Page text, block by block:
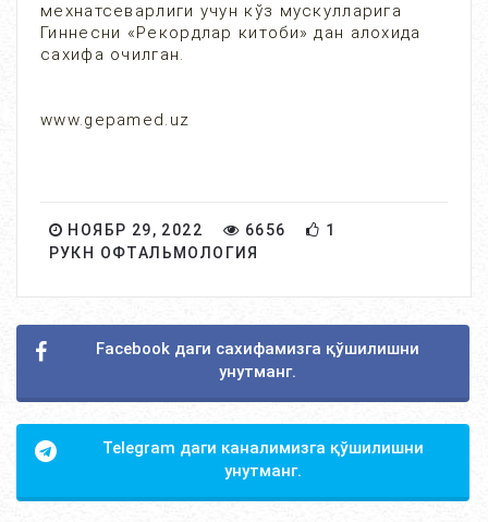
мехнатсеварлиги учун кўз мускулларига
Гиннесни «Рекордлар китоби» дан алохида
сахифа очилган.
www.gepamed.uz
НОЯБР 29, 2022 6656
1
РУКН ОФТАЛЬМОЛОГИЯ
Facebook даги сахифамизга қўшилишни
унутманг.
Telegram даги каналимизга қўшилишни
унутманг.